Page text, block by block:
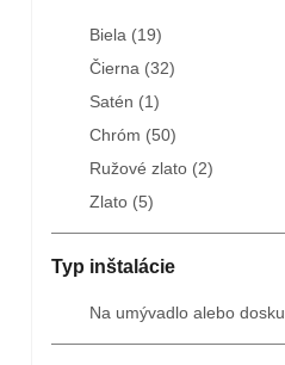
Biela (19)
Čierna (32)
Satén (1)
Chróm (50)
Ružové zlato (2)
Zlato (5)
Typ inštalácie
Na umývadlo alebo